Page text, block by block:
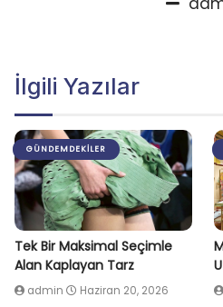
İlgili Yazılar
GÜNDEMDEKILER
Tek Bir Maksimal Seçimle
Alan Kaplayan Tarz
admin Haziran 20, 2026